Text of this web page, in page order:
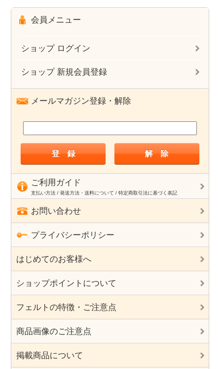
会員メニュー
ショップ ログイン
ショップ 新規会員登録
メールマガジン登録・解除
ご利用ガイド
支払い方法 / 発送方法・送料について / 特定商取引法に基づく表記
お問い合わせ
プライバシーポリシー
はじめてのお客様へ
ショップポイントについて
フェルトの特徴・ご注意点
商品画像のご注意点
掲載商品について